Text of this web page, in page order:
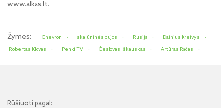
www.alkas.lt.
Žymės: Chevron skalūninės dujos Rusija
Dainius Kreivys
Robertas Klovas
Penki TV Česlovas Iškauskas Artūras Račas
Rūšiuoti pagal: